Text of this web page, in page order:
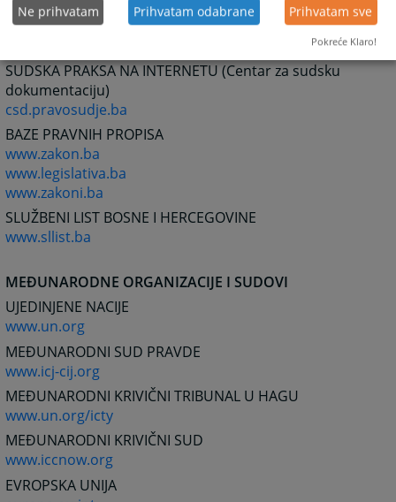
Advokatska komora Republike Srpske
SUDSKA PRAKSA NA INTERNETU (Centar za sudsku
dokumentaciju)
csd.pravosudje.ba
BAZE PRAVNIH PROPISA
www.zakon.ba
www.legislativa.ba
www.zakoni.ba
SLUŽBENI LIST BOSNE I HERCEGOVINE
www.sllist.ba
MEĐUNARODNE ORGANIZACIJE I SUDOVI
UJEDINJENE NACIJE
www.un.org
MEĐUNARODNI SUD PRAVDE
www.icj-cij.org
MEĐUNARODNI KRIVIČNI TRIBUNAL U HAGU
www.un.org/icty
MEĐUNARODNI KRIVIČNI SUD
www.iccnow.org
EVROPSKA UNIJA
Ne prihvatam Prihvatam odabrane Prihvatam sve
Pokreće Klaro!